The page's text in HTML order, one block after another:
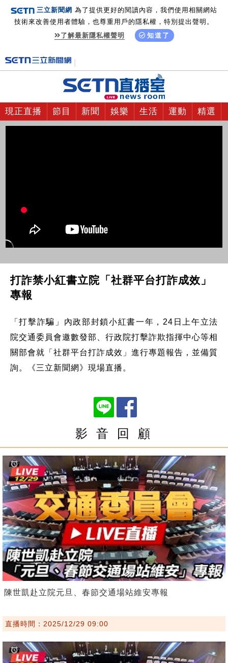
三立新聞網 為了提供更好的閱讀內容，我們使用相關網站
技術來改善使用者體驗，也尊重用戶的隱私權，特別提出聲明。
了解最新隱私權聲明
知道了
現正直播 節目 新聞 娛樂 生活 運動 精選
打詐禁小紅書立院「社群平台打詐成效」
專報
「打擊詐騙」內政部封鎖小紅書一年，24日上午立法
院交通委員會邀數發部、行政院打擊詐欺指揮中心等相
關部會就「社群平台打詐成效」進行專題報告，並備質
詢。《三立新聞網》現場直播。
影 音 回 顧
陳世凱赴立院元旦、春節交通場站維安專報
直播時間：2025/12/29 09:00